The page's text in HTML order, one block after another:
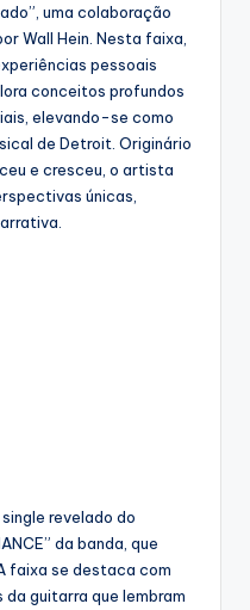
uma colaboração
Wall Hein. Nesta faixa,
pessoais
conceitos profundos
elevando-se como
de Detroit. Originário
e cresceu, o artista
únicas,
single revelado do
da banda, que
faixa se destaca com
guitarra que lembram